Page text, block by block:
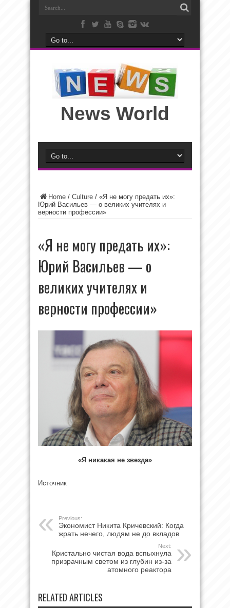
News World
Home / Culture / «Я не могу предать их»:
Юрий Васильев — о великих учителях и
верности профессии»
«Я не могу предать их»:
Юрий Васильев — о
великих учителях и
верности профессии»
«Я никакая не звезда»
Источник
Previous:
Экономист Никита Кричевский: Когда
жрать нечего, людям не до вкладов
Next:
Кристально чистая вода вспыхнула
призрачным светом из глубин из-за
атомного реактора
RELATED ARTICLES